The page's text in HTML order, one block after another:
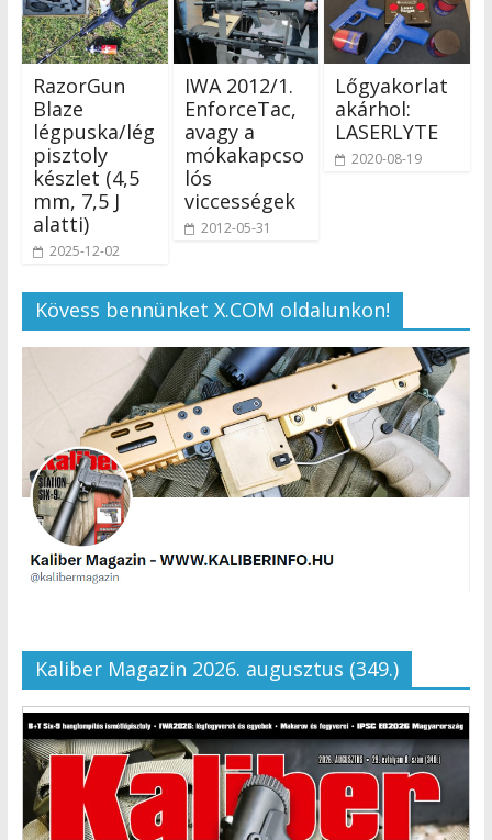
RazorGun
Blaze
légpuska/lég
pisztoly
készlet (4,5
mm, 7,5 J
alatti)
2025-12-02
IWA 2012/1.
EnforceTac,
avagy a
mókakapcso
lós
viccességek
2012-05-31
Lőgyakorlat
akárhol:
LASERLYTE
2020-08-19
Kövess bennünket X.COM oldalunkon!
Kaliber Magazin 2026. augusztus (349.)